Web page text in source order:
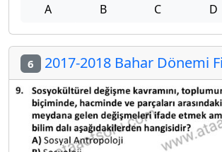
A B C D
6 2017-2018 Bahar Dönemi